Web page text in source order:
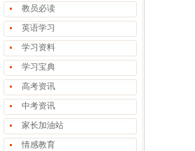
教员必读
英语学习
学习资料
学习宝典
高考资讯
中考资讯
家长加油站
情感教育